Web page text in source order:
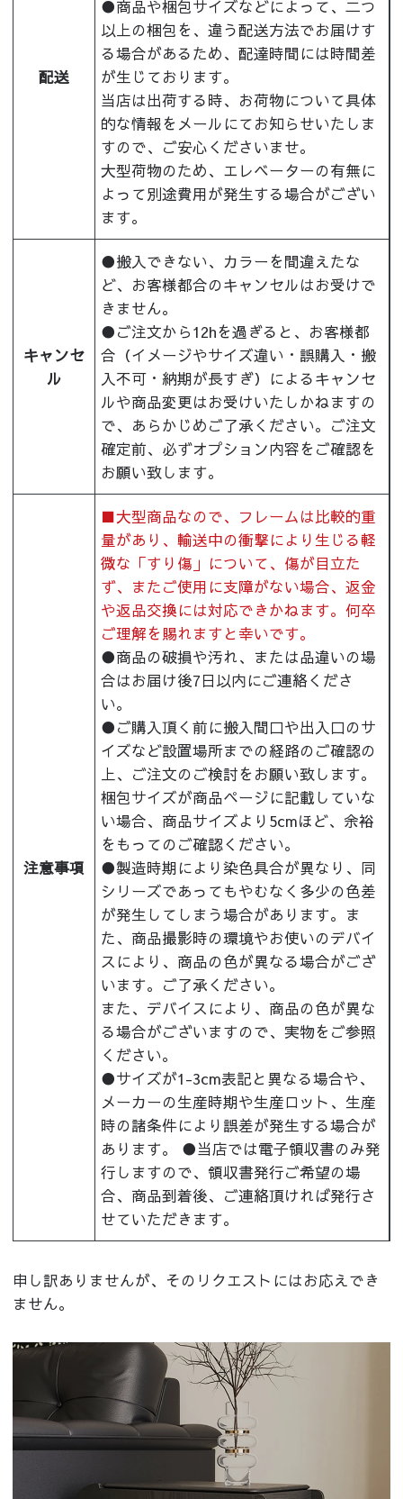
配送
●商品や梱包サイズなどによって、二つ
以上の梱包を、違う配送方法でお届けす
る場合があるため、配達時間には時間差
が生じております。
当店は出荷する時、お荷物について具体
的な情報をメールにてお知らせいたしま
すので、ご安心くださいませ。
大型荷物のため、エレベーターの有無に
よって別途費用が発生する場合がござい
ます。
キャンセ
ル
●搬入できない、カラーを間違えたな
ど、お客様都合のキャンセルはお受けで
きません。
●ご注文から12hを過ぎると、お客様都
合（イメージやサイズ違い・誤購入・搬
入不可・納期が長すぎ）によるキャンセ
ルや商品変更はお受けいたしかねますの
で、あらかじめご了承ください。ご注文
確定前、必ずオプション内容をご確認を
お願い致します。
注意事項
■大型商品なので、フレームは比較的重
量があり、輸送中の衝撃により生じる軽
微な「すり傷」について、傷が目立た
ず、またご使用に支障がない場合、返金
や返品交換には対応できかねます。何卒
ご理解を賜れますと幸いです。
●商品の破損や汚れ、または品違いの場
合はお届け後7日以内にご連絡くださ
い。
●ご購入頂く前に搬入間口や出入口のサ
イズなど設置場所までの経路のご確認の
上、ご注文のご検討をお願い致します。
梱包サイズが商品ページに記載していな
い場合、商品サイズより5cmほど、余裕
をもってのご確認ください。
●製造時期により染色具合が異なり、同
シリーズであってもやむなく多少の色差
が発生してしまう場合があります。ま
た、商品撮影時の環境やお使いのデバイ
スにより、商品の色が異なる場合がござ
います。ご了承ください。
また、デバイスにより、商品の色が異な
る場合がございますので、実物をご参照
ください。
●サイズが1-3cm表記と異なる場合や、
メーカーの生産時期や生産ロット、生産
時の諸条件により誤差が発生する場合が
あります。 ●当店では電子領収書のみ発
行しますので、領収書発行ご希望の場
合、商品到着後、ご連絡頂ければ発行さ
せていただきます。
申し訳ありませんが、そのリクエストにはお応えでき
ません。